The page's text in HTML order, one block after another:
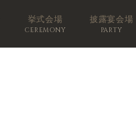
挙式会場
CEREMONY
披露宴会場
PARTY